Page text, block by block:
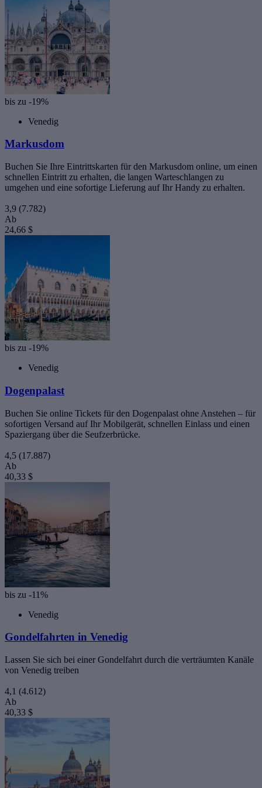
bis zu -19%
Venedig
Markusdom
Buchen Sie Ihre Eintrittskarten für den Markusdom online, um einen
schnellen Eintritt zu erhalten, die langen Warteschlangen zu
umgehen und eine sofortige Lieferung auf Ihr Handy zu erhalten.
3,9 (7.782)
Ab
24,66 $
bis zu -19%
Venedig
Dogenpalast
Buchen Sie online Tickets für den Dogenpalast ohne Anstehen – für
sofortigen Versand auf Ihr Mobilgerät, schnellen Einlass und einen
Spaziergang über die Seufzerbrücke.
4,5 (17.887)
Ab
40,33 $
bis zu -11%
Venedig
Gondelfahrten in Venedig
Lassen Sie sich bei einer Gondelfahrt durch die verträumten Kanäle
von Venedig treiben
4,1 (4.612)
Ab
40,33 $